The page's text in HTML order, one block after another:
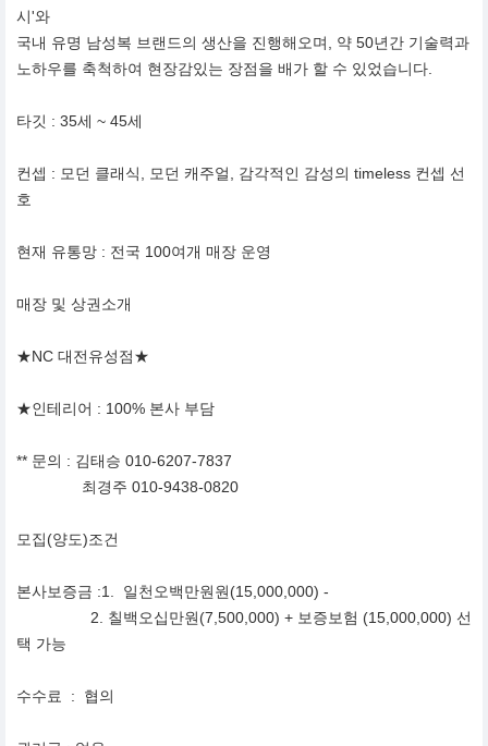
시'와
국내 유명 남성복 브랜드의 생산을 진행해오며, 약 50년간 기술력과
노하우를 축척하여 현장감있는 장점을 배가 할 수 있었습니다.
타깃 : 35세 ~ 45세
컨셉 : 모던 클래식, 모던 캐주얼, 감각적인 감성의 timeless 컨셉 선
호
현재 유통망 : 전국 100여개 매장 운영
매장 및 상권소개
★NC 대전유성점★
★인테리어 : 100% 본사 부담
** 문의 : 김태승 010-6207-7837
최경주 010-9438-0820
모집(양도)조건
본사보증금 :1. 일천오백만원원(15,000,000) -
2. 칠백오십만원(7,500,000) + 보증보험 (15,000,000) 선
택 가능
수수료 : 협의